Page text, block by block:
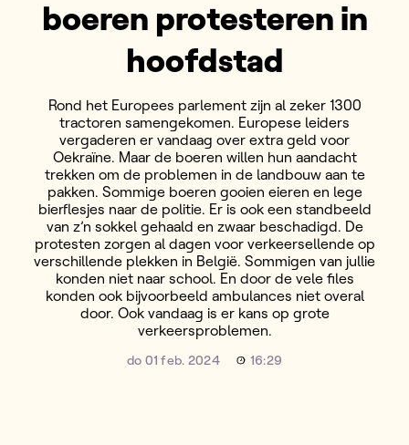
boeren protesteren in
hoofdstad
Rond het Europees parlement zijn al zeker 1300
tractoren samengekomen. Europese leiders
vergaderen er vandaag over extra geld voor
Oekraïne. Maar de boeren willen hun aandacht
trekken om de problemen in de landbouw aan te
pakken. Sommige boeren gooien eieren en lege
bierflesjes naar de politie. Er is ook een standbeeld
van z’n sokkel gehaald en zwaar beschadigd. De
protesten zorgen al dagen voor verkeersellende op
verschillende plekken in België. Sommigen van jullie
konden niet naar school. En door de vele files
konden ook bijvoorbeeld ambulances niet overal
door. Ook vandaag is er kans op grote
verkeersproblemen.
do 01 feb. 2024 16:29